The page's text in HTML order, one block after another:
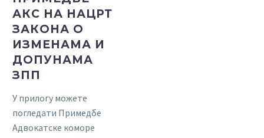
АКС НА НАЦРТ
ЗАКОНА О
ИЗМЕНАМА И
ДОПУНАМА
ЗПП
У прилогу можете
погледати Примедбе
Адвокатске коморе